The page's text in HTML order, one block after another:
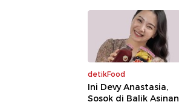
detikFood
Ini Devy Anastasia,
Sosok di Balik Asinan